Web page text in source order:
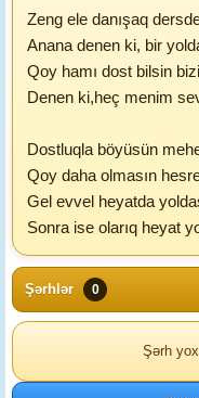
Zeng ele danışaq
Anana denen ki, bir
Qoy hamı dost bilsin
Denen ki,heç menim
Dostluqla böyüsün
Qoy daha olmasın
Gel evvel heyatda
Sonra ise olarıq heyat
Şərhlər 0
Şərh